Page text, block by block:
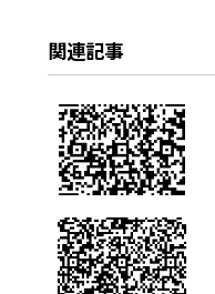
関連記事